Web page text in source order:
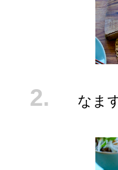
なま